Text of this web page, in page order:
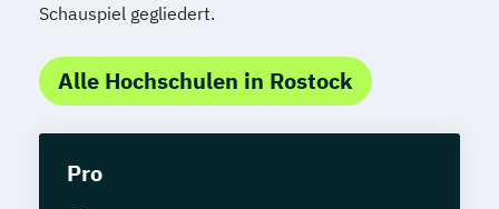
Schauspiel gegliedert.
Alle Hochschulen in Rostock
Pro